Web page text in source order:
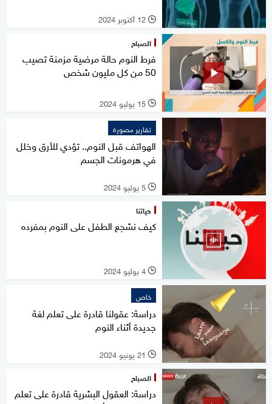
l 12 أكتوبر 2024
الصباح
فرط النوم حالة مرضية مزمنة تصيب
50 من كل مليون شخص
l 15 يوليو 2024
تقارير مصورة
الهواتف قبل النوم.. تؤدي للأرق وخلل
في هرمونات الجسم
l 5 يوليو 2024
حياتنا
كيف نشجع الطفل على النوم بمفرده
l 4 يوليو 2024
خاص
دراسة: عقولنا قادرة على تعلم لغة
جديدة أثناء النوم
l 21 يونيو 2024
الصباح
دراسة: العقول البشرية قادرة على تعلم